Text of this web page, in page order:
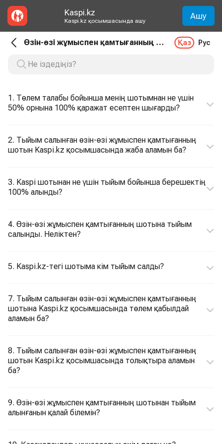
Kaspi.kz
Kaspi.kz қосымшасында ашу Ашу
Өзін-өзі жұмыспен қамтығанның шоты. Шоттарға тыйым салу Қаз Рус
1. Төлем талабы бойынша менің шотымнан не үшін
50% орнына 100% қаражат есептен шығарды?
2. Тыйым салынған өзін-өзі жұмыспен қамтығанның
шотын Kaspi.kz қосымшасында жаба аламын ба?
3. Kaspi шотынан не үшін тыйым бойынша берешектің
100% алынды?
4. Өзін-өзі жұмыспен қамтығанның шотына тыйым
салынды. Неліктен?
5. Kaspi.kz-тегі шотыма кім тыйым салды?
7. Тыйым салынған өзін-өзі жұмыспен қамтығанның
шотына Kaspi.kz қосымшасында төлем қабылдай
аламын ба?
8. Тыйым салынған өзін-өзі жұмыспен қамтығанның
шотын Kaspi.kz қосымшасында толықтыра аламын
ба?
9. Өзін-өзі жұмыспен қамтығанның шотынан тыйым
алынғанын қалай білемін?